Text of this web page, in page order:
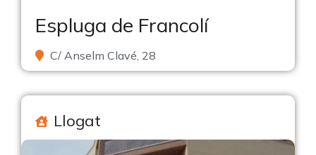
Espluga de Francolí
C/ Anselm Clavé, 28
Llogat